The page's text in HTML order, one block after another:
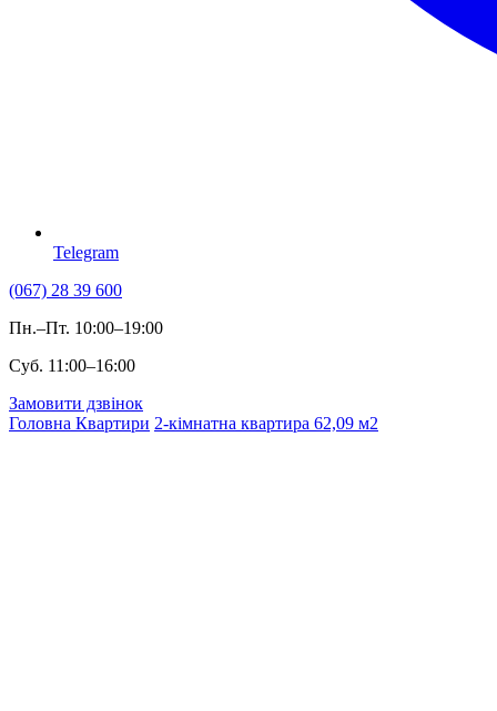
Telegram
(067) 28 39 600
Пн.–Пт. 10:00–19:00
Суб. 11:00–16:00
Замовити дзвінок
Головна Квартири 2-кімнатна квартира 62,09 м2